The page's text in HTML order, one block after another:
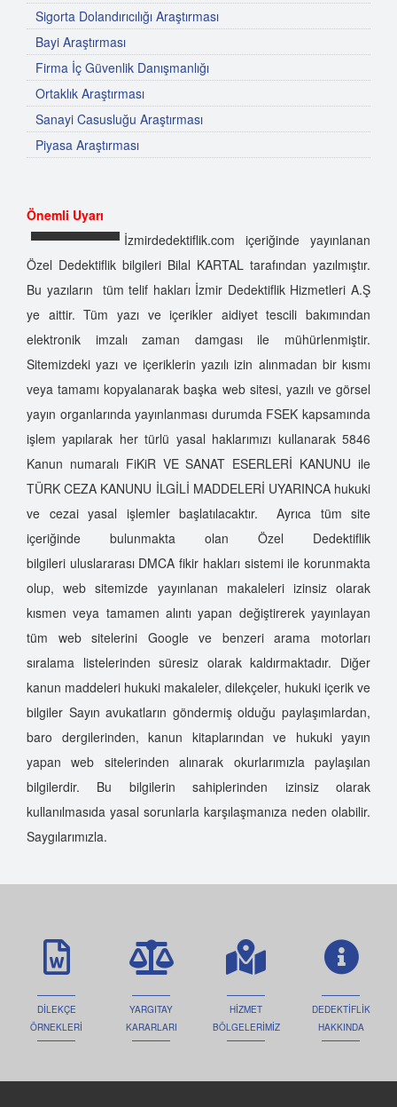
Sigorta Dolandırıcılığı Araştırması
Bayi Araştırması
Firma İç Güvenlik Danışmanlığı
Ortaklık Araştırması
Sanayi Casusluğu Araştırması
Piyasa Araştırması
Önemli Uyarı
İzmirdedektiflik.com içeriğinde yayınlanan
Özel Dedektiflik bilgileri Bilal KARTAL tarafından yazılmıştır.
Bu yazıların tüm telif hakları İzmir Dedektiflik Hizmetleri A.Ş
ye aittir. Tüm yazı ve içerikler aidiyet tescili bakımından
elektronik imzalı zaman damgası ile mühürlenmiştir.
Sitemizdeki yazı ve içeriklerin yazılı izin alınmadan bir kısmı
veya tamamı kopyalanarak başka web sitesi, yazılı ve görsel
yayın organlarında yayınlanması durumda FSEK kapsamında
işlem yapılarak her türlü yasal haklarımızı kullanarak 5846
Kanun numaralı FiKiR VE SANAT ESERLERİ KANUNU ile
TÜRK CEZA KANUNU İLGİLİ MADDELERİ UYARINCA hukuki
ve cezai yasal işlemler başlatılacaktır. Ayrıca tüm site
içeriğinde bulunmakta olan Özel Dedektiflik
bilgileri uluslararası DMCA fikir hakları sistemi ile korunmakta
olup, web sitemizde yayınlanan makaleleri izinsiz olarak
kısmen veya tamamen alıntı yapan değiştirerek yayınlayan
tüm web sitelerini Google ve benzeri arama motorları
sıralama listelerinden süresiz olarak kaldırmaktadır. Diğer
kanun maddeleri hukuki makaleler, dilekçeler, hukuki içerik ve
bilgiler Sayın avukatların göndermiş olduğu paylaşımlardan,
baro dergilerinden, kanun kitaplarından ve hukuki yayın
yapan web sitelerinden alınarak okurlarımızla paylaşılan
bilgilerdir. Bu bilgilerin sahiplerinden izinsiz olarak
kullanılmasıda yasal sorunlarla karşılaşmanıza neden olabilir.
Saygılarımızla.
DİLEKÇE
ÖRNEKLERİ
YARGITAY
KARARLARI
HİZMET
BÖLGELERİMİZ
DEDEKTİFLİK
HAKKINDA